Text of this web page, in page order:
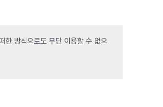
한 방식으로도 무단 이용할 수 없으